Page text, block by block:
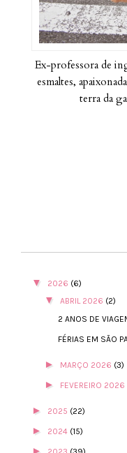
Ex-professora de
esmaltes,
terra da
▼ 2026 (6)
▼ ABRIL 2026 (2)
2 ANOS DE
FÉRIAS EM SÃO
► MARÇO 2026 (3)
► FEVEREIRO 2026
► 2025 (22)
► 2024 (15)